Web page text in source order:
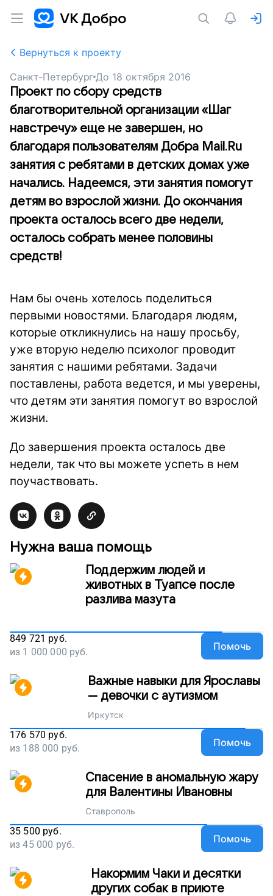
Вернуться к проекту
Санкт-Петербург До 18 октября 2016
Проект по сбору средств
благотворительной организации «Шаг
навстречу» еще не завершен, но
благодаря пользователям Добра Mail.Ru
занятия с ребятами в детских домах уже
начались. Надеемся, эти занятия помогут
детям во взрослой жизни. До окончания
проекта осталось всего две недели,
осталось собрать менее половины
средств!
Нам бы очень хотелось поделиться
первыми новостями. Благодаря людям,
которые откликнулись на нашу просьбу,
уже вторую неделю психолог проводит
занятия с нашими ребятами. Задачи
поставлены, работа ведется, и мы уверены,
что детям эти занятия помогут во взрослой
жизни.
До завершения проекта осталось две
недели, так что вы можете успеть в нем
поучаствовать.
Нужна ваша помощь
Поддержим людей и
животных в Туапсе после
разлива мазута
849 721 руб.
из 1 000 000 руб. Помочь
Важные навыки для Ярославы
— девочки с аутизмом
Иркутск
176 570 руб.
из 188 000 руб. Помочь
Спасение в аномальную жару
для Валентины Ивановны
Ставрополь
35 500 руб.
из45 000 руб. Помочь
Накормим Чаки и десятки
других собак в приюте